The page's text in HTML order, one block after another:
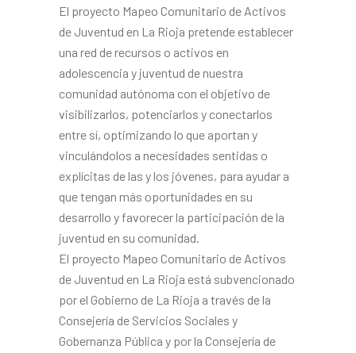
El proyecto Mapeo Comunitario de Activos
de Juventud en La Rioja pretende establecer
una red de recursos o activos en
adolescencia y juventud de nuestra
comunidad autónoma con el objetivo de
visibilizarlos, potenciarlos y conectarlos
entre sí, optimizando lo que aportan y
vinculándolos a necesidades sentidas o
explícitas de las y los jóvenes, para ayudar a
que tengan más oportunidades en su
desarrollo y favorecer la participación de la
juventud en su comunidad.
El proyecto Mapeo Comunitario de Activos
de Juventud en La Rioja está subvencionado
por el Gobierno de La Rioja a través de la
Consejería de Servicios Sociales y
Gobernanza Pública y por la Consejería de